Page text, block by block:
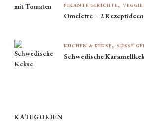
PIKANTE GERICHTE
Omelette – 2 Rezeptideen
KUCHEN & KEKSE SÜSSE
Schwedische
KATEGORIEN